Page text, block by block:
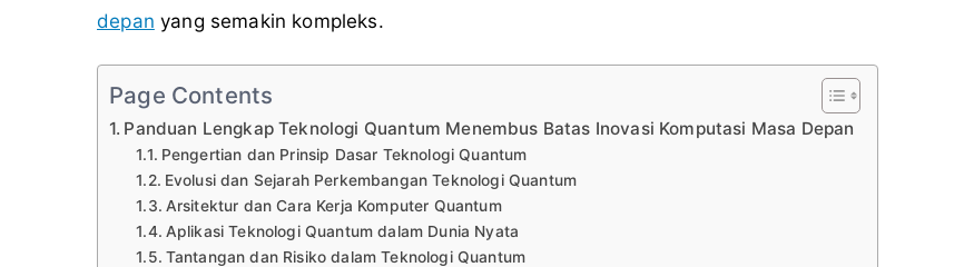
depan yang semakin kompleks.
Page Contents
Panduan Lengkap Teknologi Quantum Menembus Batas Inovasi Komputasi Masa Depan
Pengertian dan Prinsip Dasar Teknologi Quantum
Evolusi dan Sejarah Perkembangan Teknologi Quantum
Arsitektur dan Cara Kerja Komputer Quantum
Aplikasi Teknologi Quantum dalam Dunia Nyata
Tantangan dan Risiko dalam Teknologi Quantum